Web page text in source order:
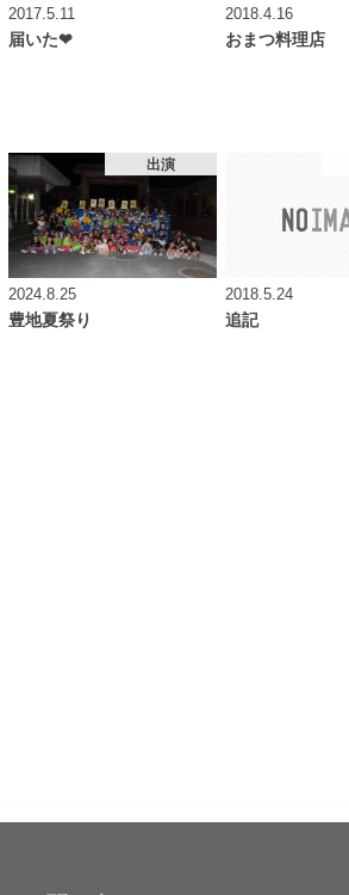
2017.5.11
届いた❤︎
2018.4.16
おまつ料理店
出演
2024.8.25
豊地夏祭り
2018.5.24
追記